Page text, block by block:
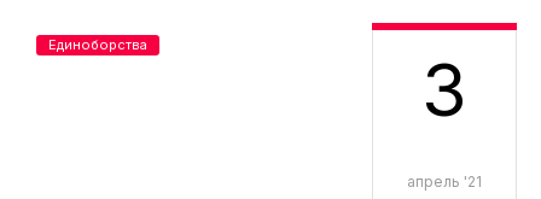
3
апрель '21
Единоборства